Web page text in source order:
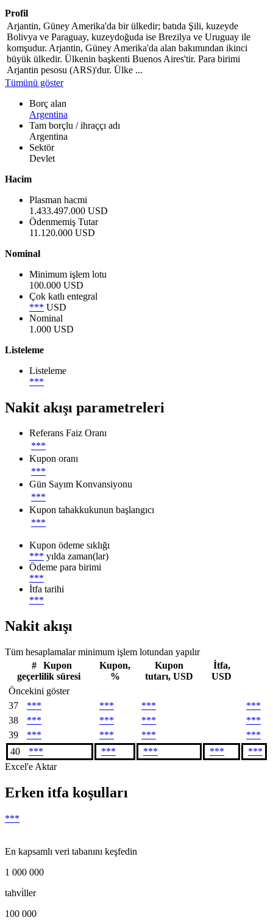
Profil
Arjantin, Güney Amerika'da bir ülkedir; batıda Şili, kuzeyde
Bolivya ve Paraguay, kuzeydoğuda ise Brezilya ve Uruguay ile
komşudur. Arjantin, Güney Amerika'da alan bakımından ikinci
büyük ülkedir. Ülkenin başkenti Buenos Aires'tir. Para birimi
Arjantin pesosu (ARS)'dur. Ülke ...
Tümünü göster
Borç alan
Argentina
Tam borçlu / ihraççı adı
Argentina
Sektör
Devlet
Hacim
Plasman hacmi
1.433.497.000 USD
Ödenmemiş Tutar
11.120.000 USD
Nominal
Minimum işlem lotu
100.000 USD
Çok katlı entegral
*** USD
Nominal
1.000 USD
Listeleme
Listeleme
***
Nakit akışı parametreleri
Referans Faiz Oranı
***
Kupon oranı
***
Gün Sayım Konvansiyonu
***
Kupon tahakkukunun başlangıcı
***
Kupon ödeme sıklığı
*** yılda zaman(lar)
Ödeme para birimi
***
İtfa tarihi
***
Nakit akışı
Tüm hesaplamalar minimum işlem lotundan yapılır
#
Kupon
geçerlilik süresi
Kupon,
%
Kupon
tutarı, USD
İtfa,
USD
Öncekini göster
37
*** *** ***
***
38
*** *** ***
***
39
*** *** ***
***
40
*** *** *** ***
***
Excel'e Aktar
Erken itfa koşulları
***
En kapsamlı veri tabanını keşfedin
1 000 000
tahvi̇ller
100 000